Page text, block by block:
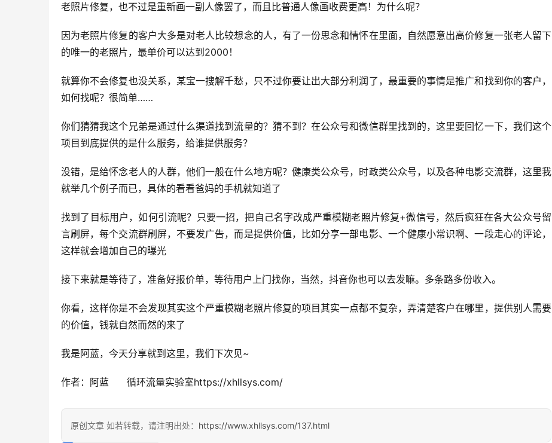
老照片修复，也不过是重新画一副人像罢了，而且比普通人像画收费更高！为什么呢？
因为老照片修复的客户大多是对老人比较想念的人，有了一份思念和情怀在里面，自然愿意出高价修复一张老人留下
的唯一的老照片，最单价可以达到2000！
就算你不会修复也没关系，某宝一搜解千愁，只不过你要让出大部分利润了，最重要的事情是推广和找到你的客户，
如何找呢？很简单……
你们猜猜我这个兄弟是通过什么渠道找到流量的？猜不到？在公众号和微信群里找到的，这里要回忆一下，我们这个
项目到底提供的是什么服务，给谁提供服务？
没错，是给怀念老人的人群，他们一般在什么地方呢？健康类公众号，时政类公众号，以及各种电影交流群，这里我
就举几个例子而已，具体的看看爸妈的手机就知道了
找到了目标用户，如何引流呢？只要一招，把自己名字改成严重模糊老照片修复+微信号，然后疯狂在各大公众号留
言刷屏，每个交流群刷屏，不要发广告，而是提供价值，比如分享一部电影、一个健康小常识啊、一段走心的评论，
这样就会增加自己的曝光
接下来就是等待了，准备好报价单，等待用户上门找你，当然，抖音你也可以去发嘛。多条路多份收入。
你看，这样你是不会发现其实这个严重模糊老照片修复的项目其实一点都不复杂，弄清楚客户在哪里，提供别人需要
的价值，钱就自然而然的来了
我是阿蓝，今天分享就到这里，我们下次见~
作者：阿蓝      循环流量实验室https://xhllsys.com/
原创文章 如若转载，请注明出处： https://www.xhllsys.com/137.html